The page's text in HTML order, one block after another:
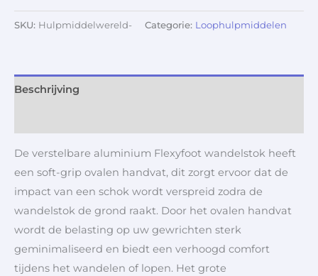
SKU: Hulpmiddelwereld- Categorie: Loophulpmiddelen
Beschrijving
De verstelbare aluminium Flexyfoot wandelstok heeft
een soft-grip ovalen handvat, dit zorgt ervoor dat de
impact van een schok wordt verspreid zodra de
wandelstok de grond raakt. Door het ovalen handvat
wordt de belasting op uw gewrichten sterk
geminimaliseerd en biedt een verhoogd comfort
tijdens het wandelen of lopen. Het grote